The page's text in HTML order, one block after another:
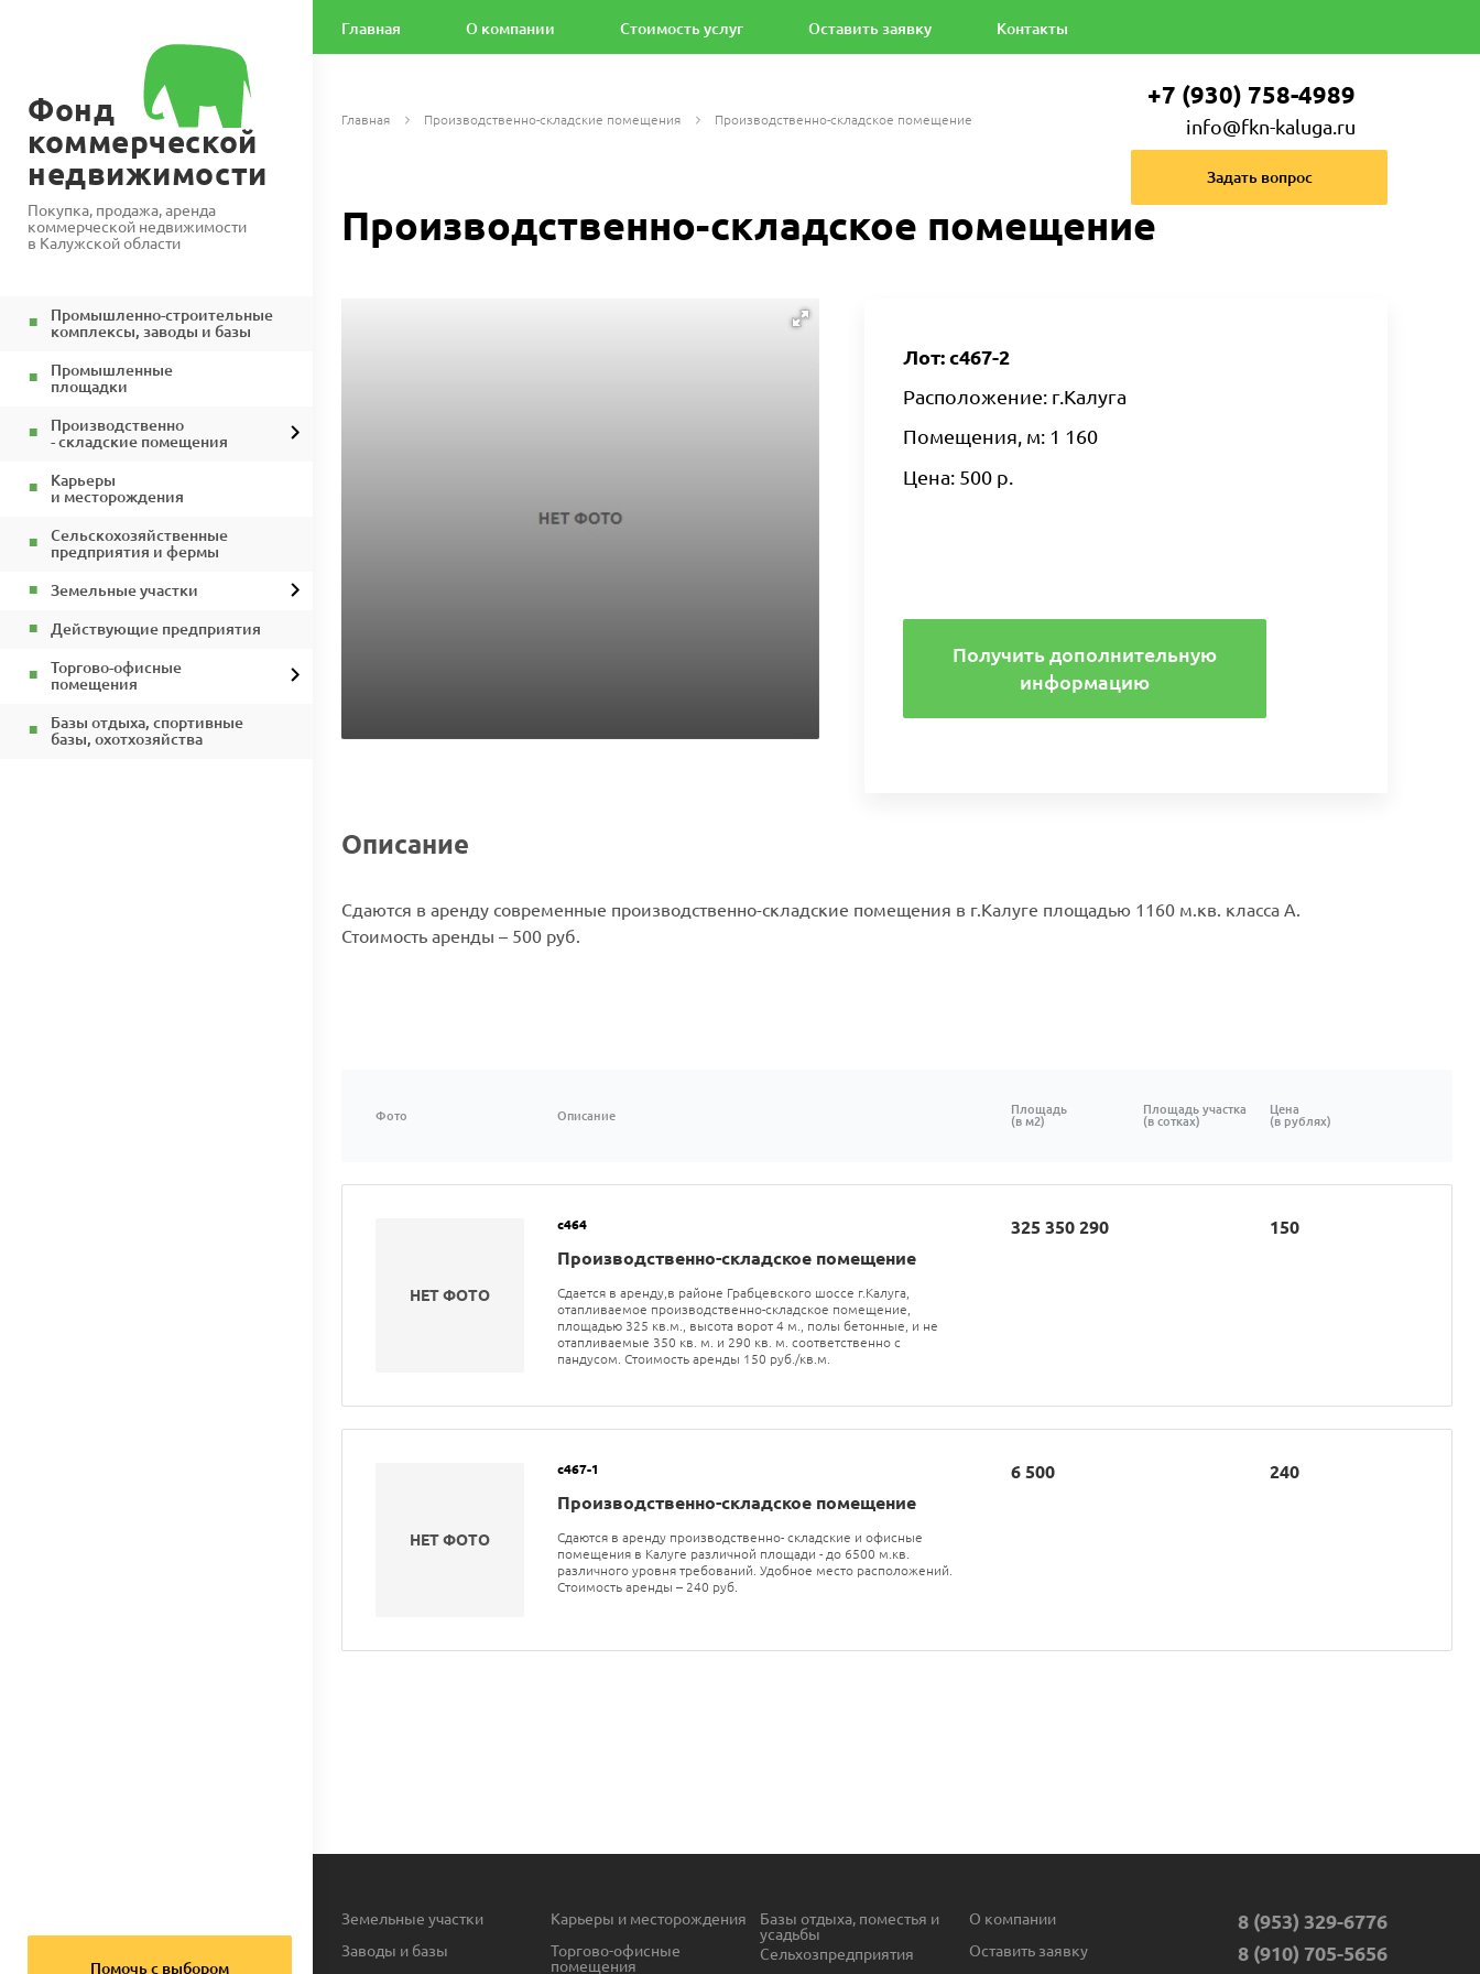
+7 (930) 758-4989
info@fkn-kaluga.ru
Задать вопрос
Фонд
коммерческой
недвижимости
Покупка, продажа, аренда
коммерческой недвижимости
в Калужской области
Помочь с выбором
Главная О компании Стоимость услуг Оставить заявку Контакты
Промышленно-строительные
комплексы, заводы и базы
Промышленные
площадки
Производственно
- складские помещения
Карьеры
и месторождения
Сельскохозяйственные
предприятия и фермы
Земельные участки
Действующие предприятия
Торгово-офисные
помещения
Базы отдыха, спортивные
базы, охотхозяйства
Главная Производственно-складские помещения Производственно-складское помещение
Производственно-складское помещение
Лот: с467-2
Расположение: г.Калуга
Помещения, м: 1 160
Цена: 500 р.
Получить дополнительную
информацию
Описание
Сдаются в аренду современные производственно-складские помещения в г.Калуге площадью 1160 м.кв. класса А.
Стоимость аренды – 500 руб.
Фото Описание
Площадь
(в м2)
Площадь участка
(в сотках)
Цена
(в рублях)
НЕТ ФОТО
с464
Производственно-складское помещение
Сдается в аренду,в районе Грабцевского шоссе г.Калуга,
отапливаемое производственно-складское помещение,
площадью 325 кв.м., высота ворот 4 м., полы бетонные, и не
отапливаемые 350 кв. м. и 290 кв. м. соответственно с
пандусом. Стоимость аренды 150 руб./кв.м.
325 350 290 150
НЕТ ФОТО
с467-1
Производственно-складское помещение
Сдаются в аренду производственно- складские и офисные
помещения в Калуге различной площади - до 6500 м.кв.
различного уровня требований. Удобное место расположений.
Стоимость аренды – 240 руб.
6 500 240
Земельные участки
Заводы и базы
Карьеры и месторождения
Торгово-офисные
помещения
Базы отдыха, поместья и
усадьбы
Сельхозпредприятия
О компании
Оставить заявку
8 (953) 329-6776
8 (910) 705-5656